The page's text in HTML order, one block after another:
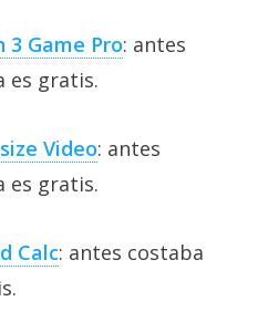
3 Game Pro: antes
es gratis.
Video: antes
es gratis.
Calc: antes costaba